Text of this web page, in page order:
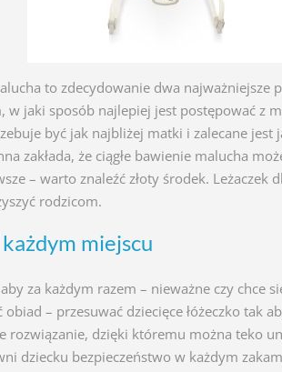
to zdecydowanie dwa najważniejsze
w jaki sposób najlepiej jest postępować z
być jak najbliżej matki i zalecane jest
zakłada, że ciągłe bawienie malucha
– warto znaleźć złoty środek.
rodzicom.
miejscu
za każdym razem – nieważne czy chce
– przesuwać dziecięce łóżeczko tak
rozwiązanie, dzięki któremu można teko
dziecku bezpieczeństwo w każdym